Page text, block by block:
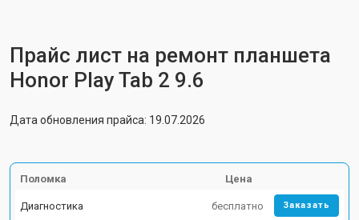
Прайс лист на ремонт планшета
Honor Play Tab 2 9.6
Дата обновления прайса: 19.07.2026
Поломка Цена
Диагностика бесплатно Заказать